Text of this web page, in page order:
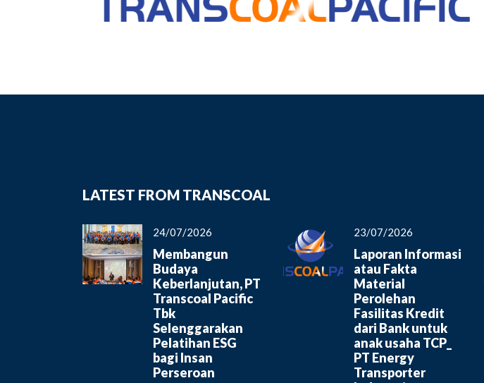
LATEST FROM TRANSCOAL
24/07/2026
Membangun
Budaya
Keberlanjutan, PT
Transcoal Pacific
Tbk
Selenggarakan
Pelatihan ESG
bagi Insan
Perseroan
23/07/2026
Laporan Informasi
atau Fakta
Material
Perolehan
Fasilitas Kredit
dari Bank untuk
anak usaha TCP_
PT Energy
Transporter